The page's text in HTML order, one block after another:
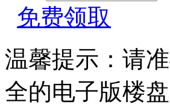
免费领取
温馨提示：请
全的电子版楼